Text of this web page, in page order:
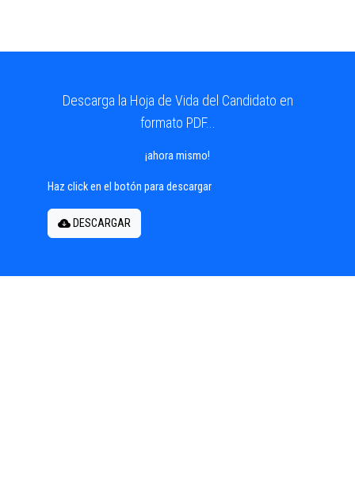
Descarga la Hoja de Vida del Candidato en
formato PDF...
¡ahora mismo!
Haz click en el botón para descargar
DESCARGAR